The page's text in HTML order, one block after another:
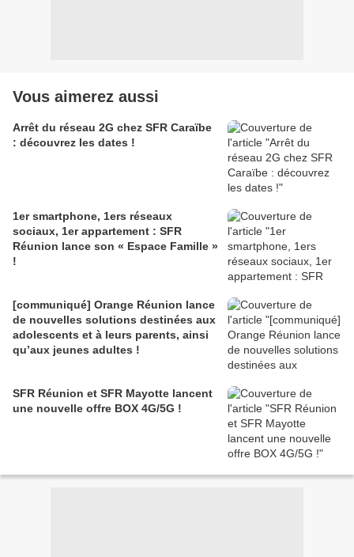
Vous aimerez aussi
Arrêt du réseau 2G chez SFR Caraïbe
: découvrez les dates !
1er smartphone, 1ers réseaux
sociaux, 1er appartement : SFR
Réunion lance son « Espace Famille »
!
[communiqué] Orange Réunion lance
de nouvelles solutions destinées aux
adolescents et à leurs parents, ainsi
qu’aux jeunes adultes !
SFR Réunion et SFR Mayotte lancent
une nouvelle offre BOX 4G/5G !